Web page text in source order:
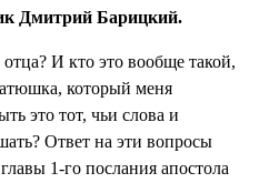
Дмитрий Барицкий.
И кто это вообще такой,
который меня
это тот, чьи слова и
Ответ на эти вопросы
1-го послания апостола